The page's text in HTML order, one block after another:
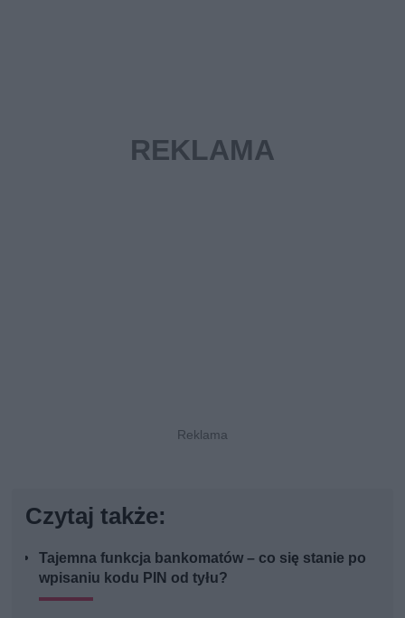
Czytaj także:
Tajemna funkcja bankomatów – co się stanie po
wpisaniu kodu PIN od tyłu?